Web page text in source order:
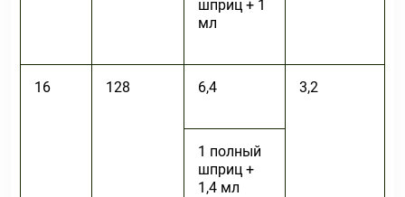
шприц + 1
мл
16 128 6,4 3,2
1 полный
шприц +
1,4 мл